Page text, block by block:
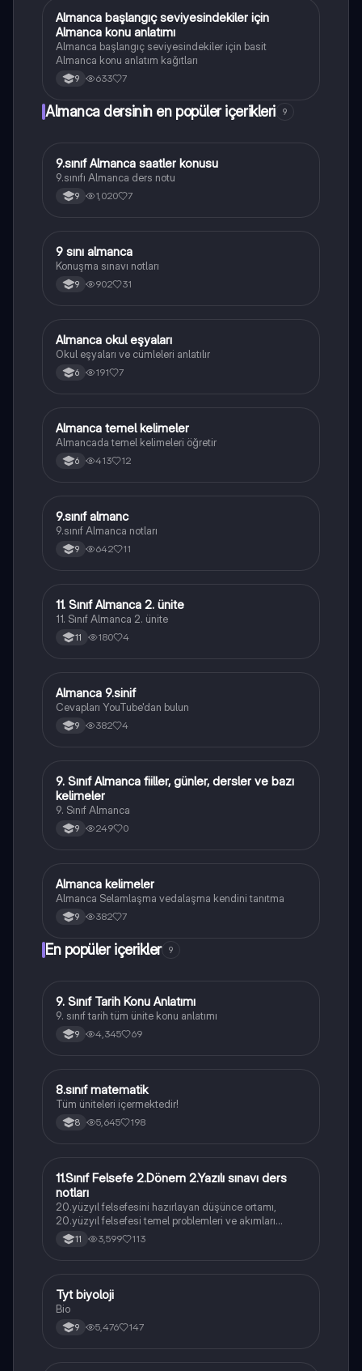
Almanca
Almanca başlangıç seviyesindekiler için
Almanca konu anlatımı
Almanca başlangıç seviyesindekiler için basit
Almanca konu anlatım kağıtları
9 633 7
Almanca dersinin en popüler içerikleri 9
Almanca
9.sınıf Almanca saatler konusu
9.sınıfı Almanca ders notu
9 1,020 7
Almanca
9 sını almanca
Konuşma sınavı notları
9 902 31
Almanca
Almanca okul eşyaları
Okul eşyaları ve cümleleri anlatılır
6 191 7
Almanca
Almanca temel kelimeler
Almancada temel kelimeleri öğretir
6 413 12
Almanca
9.sınıf almanc
9.sınıf Almanca notları
9 642 11
Almanca
11. Sınıf Almanca 2. ünite
11. Sınıf Almanca 2. ünite
11 180 4
Almanca
Almanca 9.sinif
Cevapları YouTube'dan bulun
9 382 4
Almanca
9. Sınıf Almanca fiiller, günler, dersler ve bazı
kelimeler
9. Sınıf Almanca
9 249 0
Almanca
Almanca kelimeler
Almanca Selamlaşma vedalaşma kendini tanıtma
9 382 7
En popüler içerikler 9
Tarih
9. Sınıf Tarih Konu Anlatımı
9. sınıf tarih tüm ünite konu anlatımı
9 4,345 69
Matematik
8.sınıf matematik
Tüm üniteleri içermektedir!
8 5,645 198
Felsefe
11.Sınıf Felsefe 2.Dönem 2.Yazılı sınavı ders
notları
20.yüzyıl felsefesini hazırlayan düşünce ortamı,
20.yüzyıl felsefesi temel problemleri ve akımları
konularını içermektedir
11 3,599 113
Biyoloji
Tyt biyoloji
Bio
9 5,476 147